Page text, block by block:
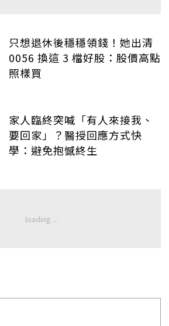
只想退休後穩穩領錢！她出清
0056 換這 3 檔好股：股價高點
照樣買
家人臨終突喊「有人來接我、
要回家」？醫授回應方式快
學：避免抱憾終生